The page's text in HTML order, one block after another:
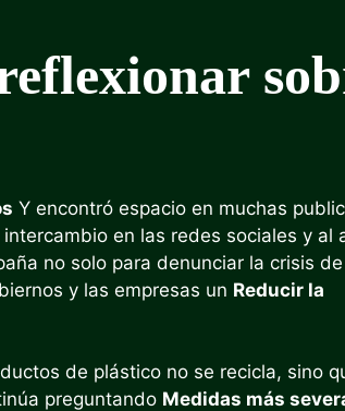
Y encontró espacio en muchas
en las redes sociales y al
no solo para denunciar la crisis
y las empresas un Reducir la
de plástico no se recicla, sino
preguntando Medidas más